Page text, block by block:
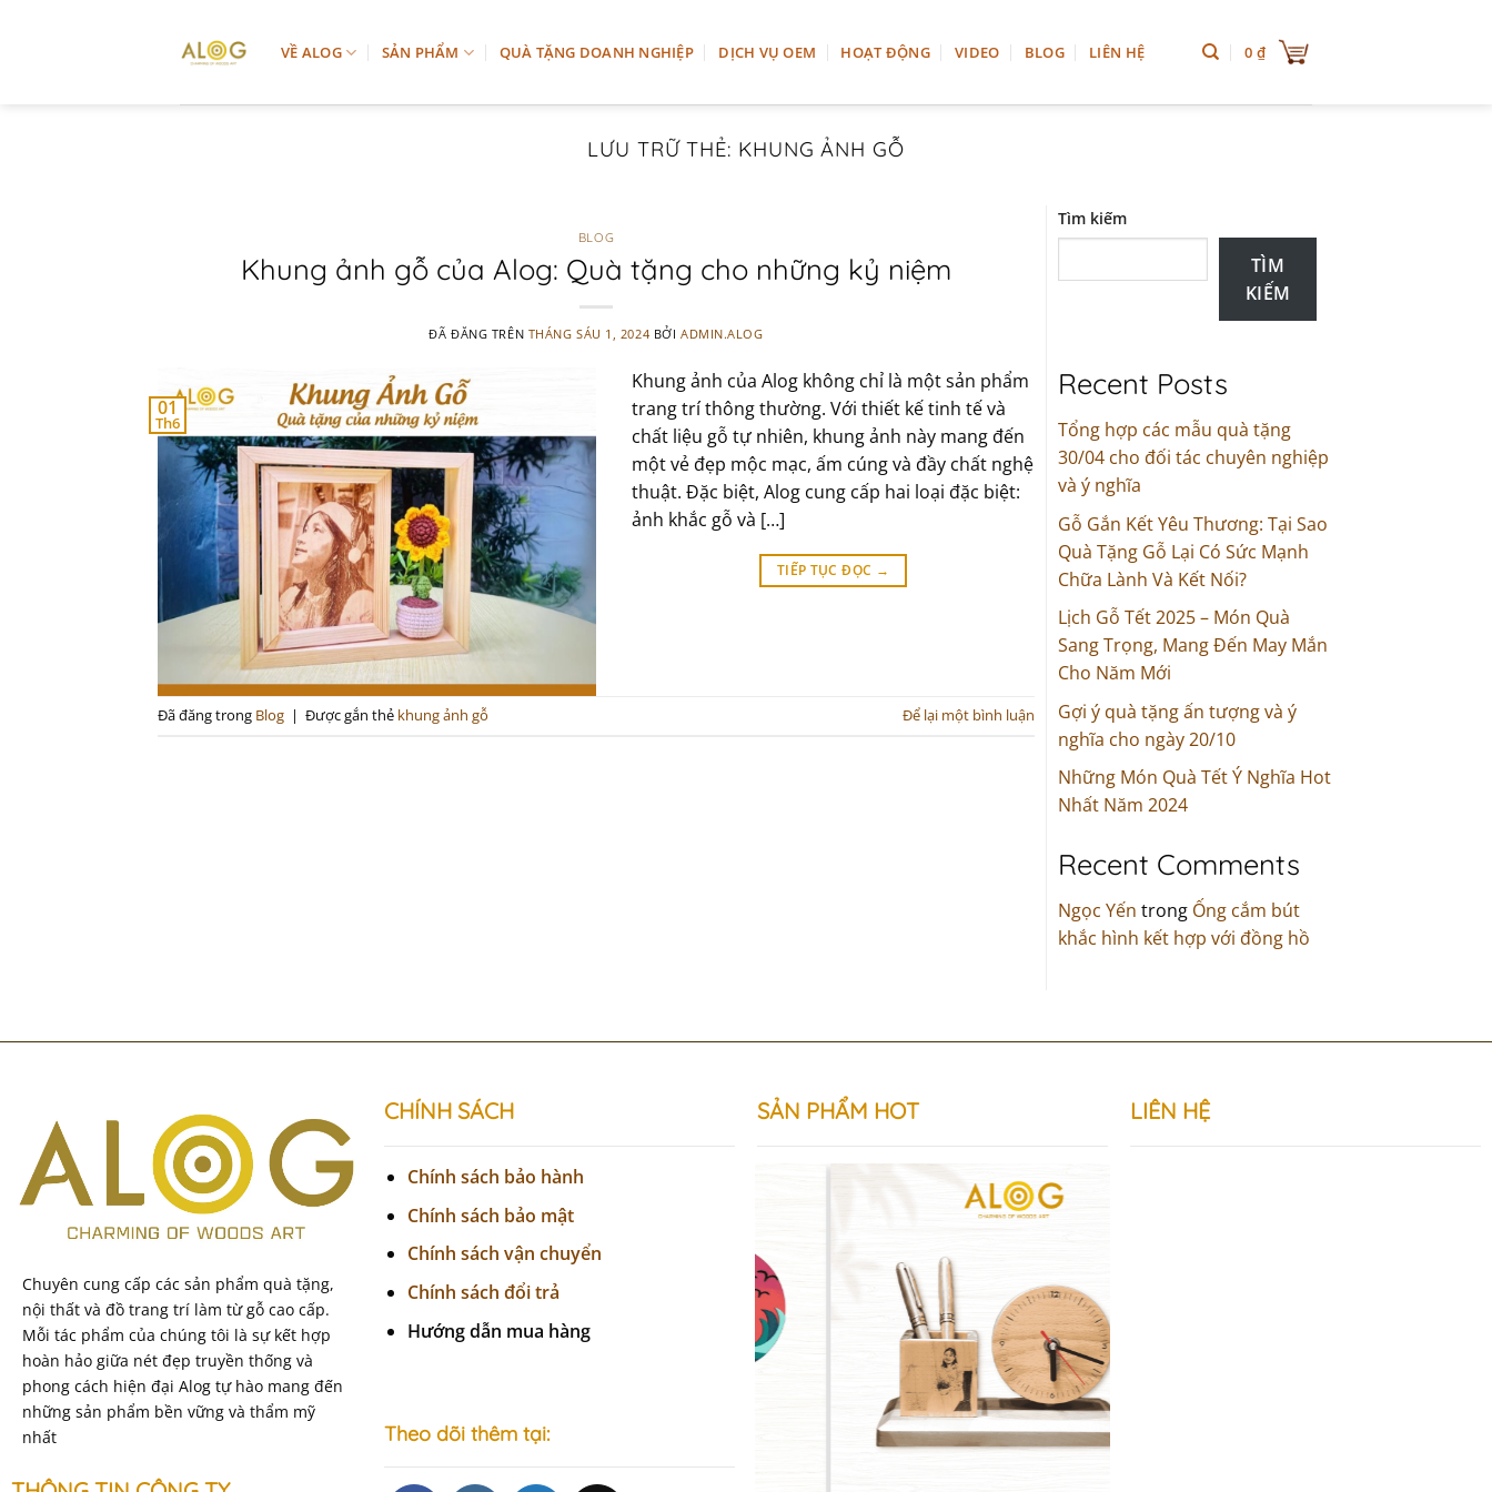
VỀ ALOG SẢN PHẨM QUÀ TẶNG DOANH NGHIỆP DỊCH VỤ OEM HOẠT ĐỘNG VIDEO BLOG LIÊN HỆ 0 ₫
LƯU TRỮ THẺ: KHUNG ẢNH GỖ
BLOG
Khung ảnh gỗ của Alog: Quà tặng cho những kỷ niệm
ĐÃ ĐĂNG TRÊN THÁNG SÁU 1, 2024 BỞI ADMIN.ALOG
01
Th6
Khung ảnh của Alog không chỉ là một sản phẩm
trang trí thông thường. Với thiết kế tinh tế và
chất liệu gỗ tự nhiên, khung ảnh này mang đến
một vẻ đẹp mộc mạc, ấm cúng và đầy chất nghệ
thuật. Đặc biệt, Alog cung cấp hai loại đặc biệt:
ảnh khắc gỗ và […]
TIẾP TỤC ĐỌC →
Đã đăng trong Blog | Được gắn thẻ khung ảnh gỗ Để lại một bình luận
Tìm kiếm
TÌM
KIẾM
Recent Posts
Tổng hợp các mẫu quà tặng
30/04 cho đối tác chuyên nghiệp
và ý nghĩa
Gỗ Gắn Kết Yêu Thương: Tại Sao
Quà Tặng Gỗ Lại Có Sức Mạnh
Chữa Lành Và Kết Nối?
Lịch Gỗ Tết 2025 – Món Quà
Sang Trọng, Mang Đến May Mắn
Cho Năm Mới
Gợi ý quà tặng ấn tượng và ý
nghĩa cho ngày 20/10
Những Món Quà Tết Ý Nghĩa Hot
Nhất Năm 2024
Recent Comments
Ngọc Yến trong Ống cắm bút
khắc hình kết hợp với đồng hồ
Chuyên cung cấp các sản phẩm quà tặng,
nội thất và đồ trang trí làm từ gỗ cao cấp.
Mỗi tác phẩm của chúng tôi là sự kết hợp
hoàn hảo giữa nét đẹp truyền thống và
phong cách hiện đại Alog tự hào mang đến
những sản phẩm bền vững và thẩm mỹ
nhất
CHÍNH SÁCH
Chính sách bảo hành
Chính sách bảo mật
Chính sách vận chuyển
Chính sách đổi trả
Hướng dẫn mua hàng
Theo dõi thêm tại:
SẢN PHẨM HOT LIÊN HỆ